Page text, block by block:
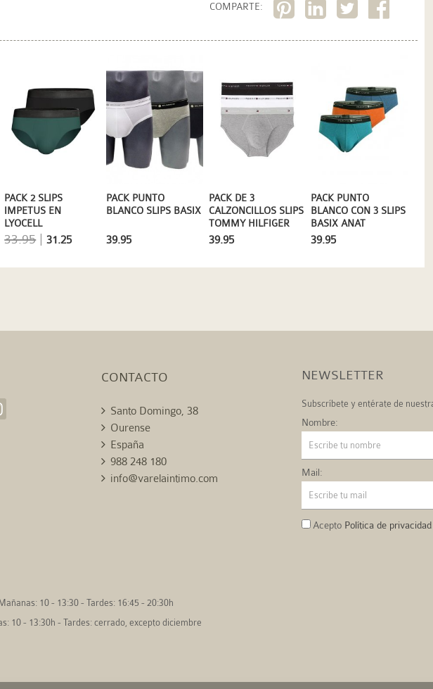
COMPARTE:
PACK PUNTO
BLANCO CON 3 SLIPS
BASIX ANAT
39.95
PACK DE 3
CALZONCILLOS SLIPS
TOMMY HILFIGER
MOD. SIGNATURE
39.95
PACK PUNTO
BLANCO SLIPS BASIX
39.95
PACK 2 SLIPS
IMPETUS EN
LYOCELL
33.95|31.25
CONTACTO
Santo Domingo, 38
Ourense
España
988 248 180
info@varelaintimo.com
NEWSLETTER
Subscríbete y entérate de
Nombre:
Mail:
Acepto Política de privacidad
10 - 13:30 - Tardes: 16:45 - 20:30h
10 - 13:30h - Tardes: cerrado, excepto diciembre